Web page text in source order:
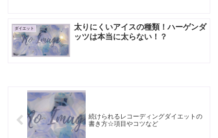
ダイエット
太りにくいアイスの種類！ハーゲンダ
ッツは本当に太らない！？
続けられるレコーディングダイエットの
書き方☆項目やコツなど